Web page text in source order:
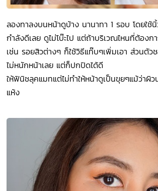
ลองทาลงบนหน้าดูบ้าง นานาทา 1 รอบ โดยใช้นิ้
กำลังดีเลย ดูไม่โบ๊ะไป แต่ถ้าบริเวณไหนที่ต้อง
เช่น รอยสิวต่างๆ ก็ใช้วิธีแท๊บๆเพิ่มเอา ส่วนตัว
ไม่หนักหน้าเลย แต่ก็ปกปิดได้ดี
ให้ฟินิชลุคแมทแต่ไม่ทำให้หน้าดูเป็นขุยๆแม้ว่าผิว
แห้ง